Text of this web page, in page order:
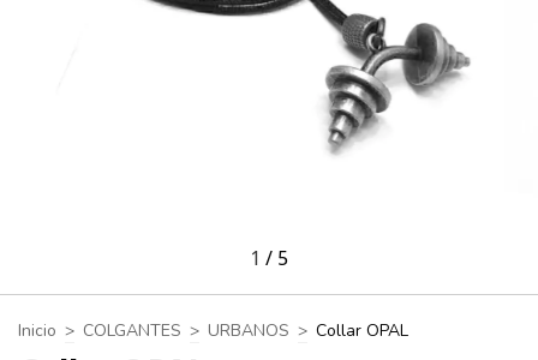
1 / 5
Inicio > COLGANTES > URBANOS > Collar OPAL